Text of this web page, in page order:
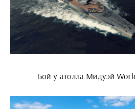
Бой у атолла Мидуэй